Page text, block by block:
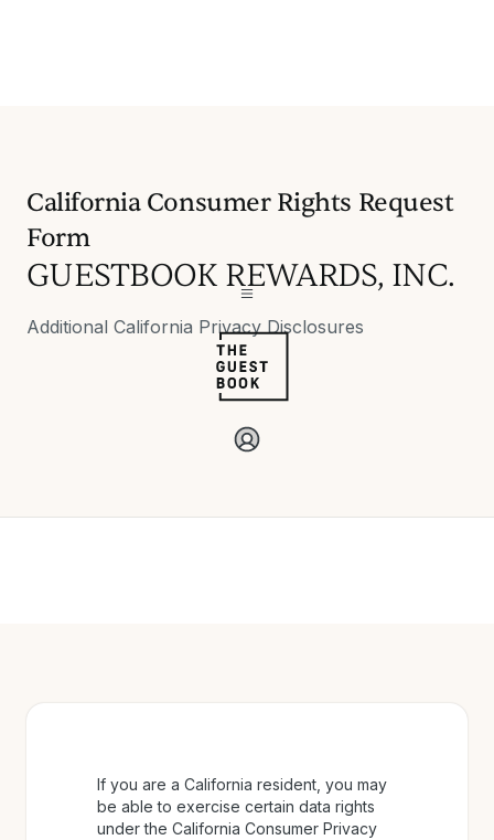
California Consumer Rights Request
Form
GUESTBOOK REWARDS, INC.
Additional California Privacy Disclosures
If you are a California resident, you may
be able to exercise certain data rights
under the California Consumer Privacy